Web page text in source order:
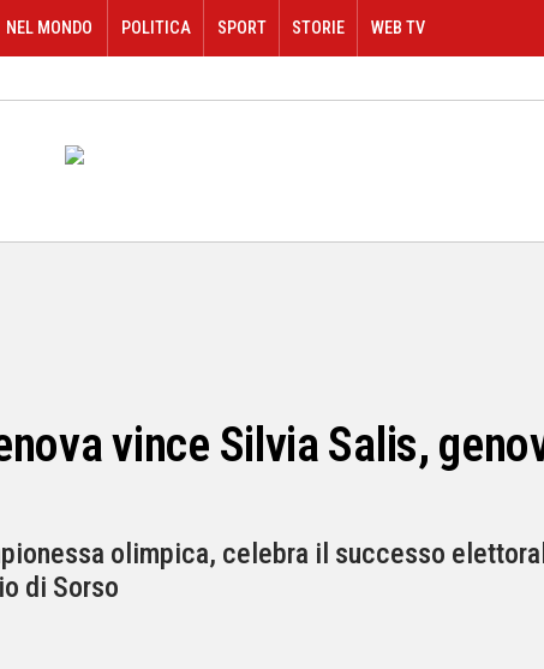
NEL MONDO POLITICA SPORT STORIE WEB TV
vince Silvia Salis,
olimpica, celebra il successo
di Sorso